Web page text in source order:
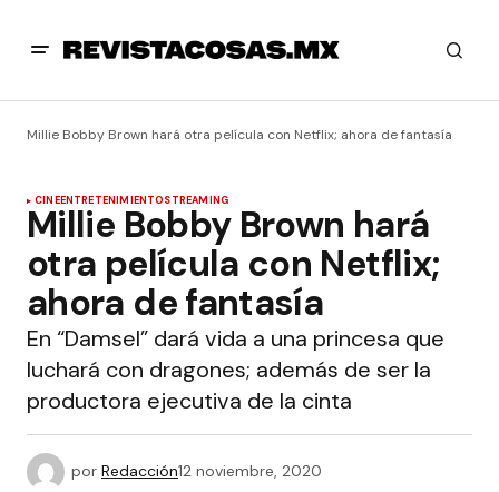
Millie Bobby Brown hará otra película con Netflix; ahora de fantasía
CINEENTRETENIMIENTOSTREAMING
Millie Bobby Brown hará
otra película con Netflix;
ahora de fantasía
En “Damsel” dará vida a una princesa que
luchará con dragones; además de ser la
productora ejecutiva de la cinta
por Redacción12 noviembre, 2020